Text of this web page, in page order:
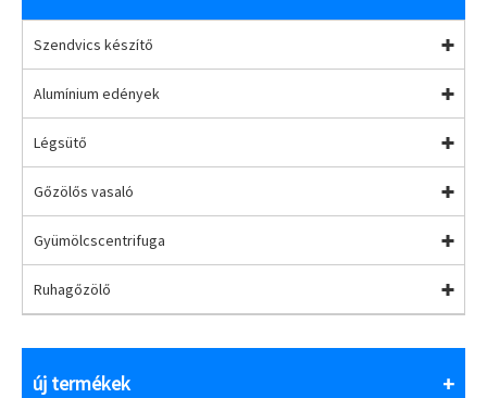
Szendvics készítő
Alumínium edények
Légsütő
Gőzölős vasaló
Gyümölcscentrifuga
Ruhagőzölő
új termékek